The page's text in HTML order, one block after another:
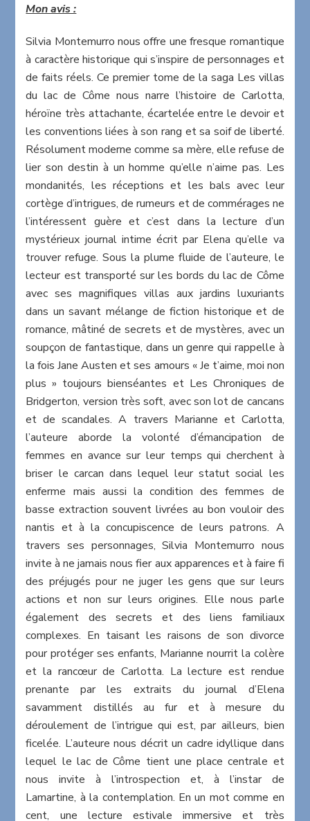
Mon avis :
Silvia Montemurro nous offre une fresque romantique
à caractère historique qui s’inspire de personnages et
de faits réels. Ce premier tome de la saga Les villas
du lac de Côme nous narre l’histoire de Carlotta,
héroïne très attachante, écartelée entre le devoir et
les conventions liées à son rang et sa soif de liberté.
Résolument moderne comme sa mère, elle refuse de
lier son destin à un homme qu’elle n’aime pas. Les
mondanités, les réceptions et les bals avec leur
cortège d’intrigues, de rumeurs et de commérages ne
l’intéressent guère et c’est dans la lecture d’un
mystérieux journal intime écrit par Elena qu’elle va
trouver refuge. Sous la plume fluide de l’auteure, le
lecteur est transporté sur les bords du lac de Côme
avec ses magnifiques villas aux jardins luxuriants
dans un savant mélange de fiction historique et de
romance, mâtiné de secrets et de mystères, avec un
soupçon de fantastique, dans un genre qui rappelle à
la fois Jane Austen et ses amours « Je t’aime, moi non
plus » toujours bienséantes et Les Chroniques de
Bridgerton, version très soft, avec son lot de cancans
et de scandales. A travers Marianne et Carlotta,
l’auteure aborde la volonté d’émancipation de
femmes en avance sur leur temps qui cherchent à
briser le carcan dans lequel leur statut social les
enferme mais aussi la condition des femmes de
basse extraction souvent livrées au bon vouloir des
nantis et à la concupiscence de leurs patrons. A
travers ses personnages, Silvia Montemurro nous
invite à ne jamais nous fier aux apparences et à faire fi
des préjugés pour ne juger les gens que sur leurs
actions et non sur leurs origines. Elle nous parle
également des secrets et des liens familiaux
complexes. En taisant les raisons de son divorce
pour protéger ses enfants, Marianne nourrit la colère
et la rancœur de Carlotta. La lecture est rendue
prenante par les extraits du journal d’Elena
savamment distillés au fur et à mesure du
déroulement de l’intrigue qui est, par ailleurs, bien
ficelée. L’auteure nous décrit un cadre idyllique dans
lequel le lac de Côme tient une place centrale et
nous invite à l’introspection et, à l’instar de
Lamartine, à la contemplation. En un mot comme en
cent, une lecture estivale immersive et très